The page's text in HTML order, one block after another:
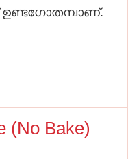
(No Bake)